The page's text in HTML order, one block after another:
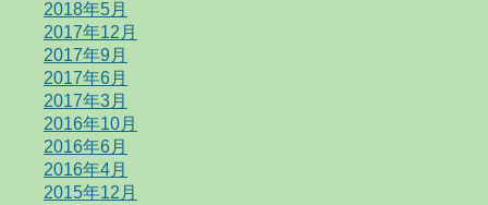
2018年5月
2017年12月
2017年9月
2017年6月
2017年3月
2016年10月
2016年6月
2016年4月
2015年12月